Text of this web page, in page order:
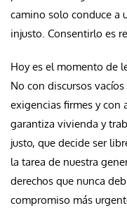
camino solo conduce a
injusto. Consentirlo es
Hoy es el momento de
No con discursos
exigencias firmes y con
garantiza vivienda y
justo, que decide ser
la tarea de nuestra
derechos que nunca
compromiso más